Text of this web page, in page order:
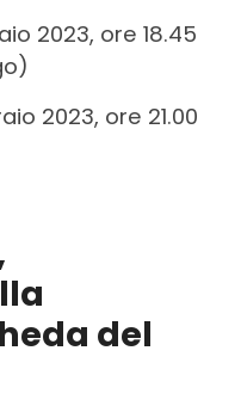
2023, ore 18.45
2023, ore 21.00
del